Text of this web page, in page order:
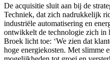
De acquisitie sluit aan bij de
Techniek, dat zich nadrukkelijk
industriële automatisering en
ontwikkelt de technologie zich in
Broek licht toe: ‘We zien dat
hoge energiekosten. Met slimme